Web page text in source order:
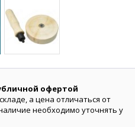
офертой
а цена отличаться от
необходимо уточнять у